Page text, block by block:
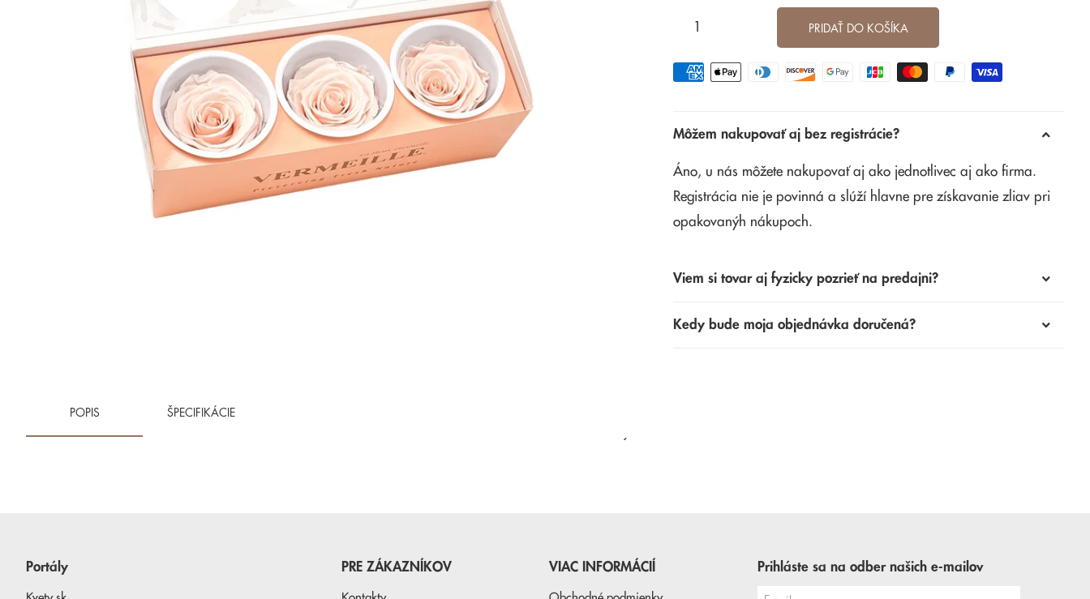
PRIDAŤ DO KOŠÍKA
Môžem nakupovať aj bez registrácie?
Áno, u nás môžete nakupovať aj ako jednotlivec aj ako firma.
Registrácia nie je povinná a slúží hlavne pre získavanie zliav pri
opakovanýh nákupoch.
Viem si tovar aj fyzicky pozrieť na predajni?
Kedy bude moja objednávka doručená?
POPIS ŠPECIFIKÁCIE
Portály PRE ZÁKAZNÍKOV VIAC INFORMÁCIÍ Prihláste sa na odber našich e-mailov